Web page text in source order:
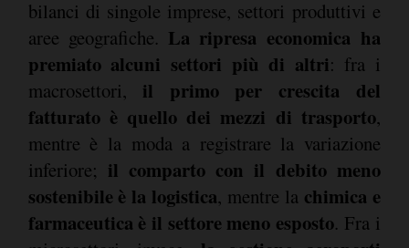
bilanci di singole imprese, settori produttivi e
aree geografiche. La ripresa economica ha
premiato alcuni settori più di altri: fra i
macrosettori, il primo per crescita del
fatturato è quello dei mezzi di trasporto,
mentre è la moda a registrare la variazione
inferiore; il comparto con il debito meno
sostenibile è la logistica, mentre la chimica e
farmaceutica è il settore meno esposto. Fra i